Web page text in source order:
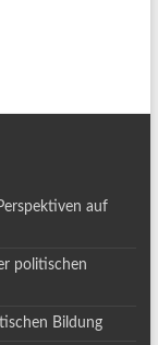
auf
politischen
Bildung